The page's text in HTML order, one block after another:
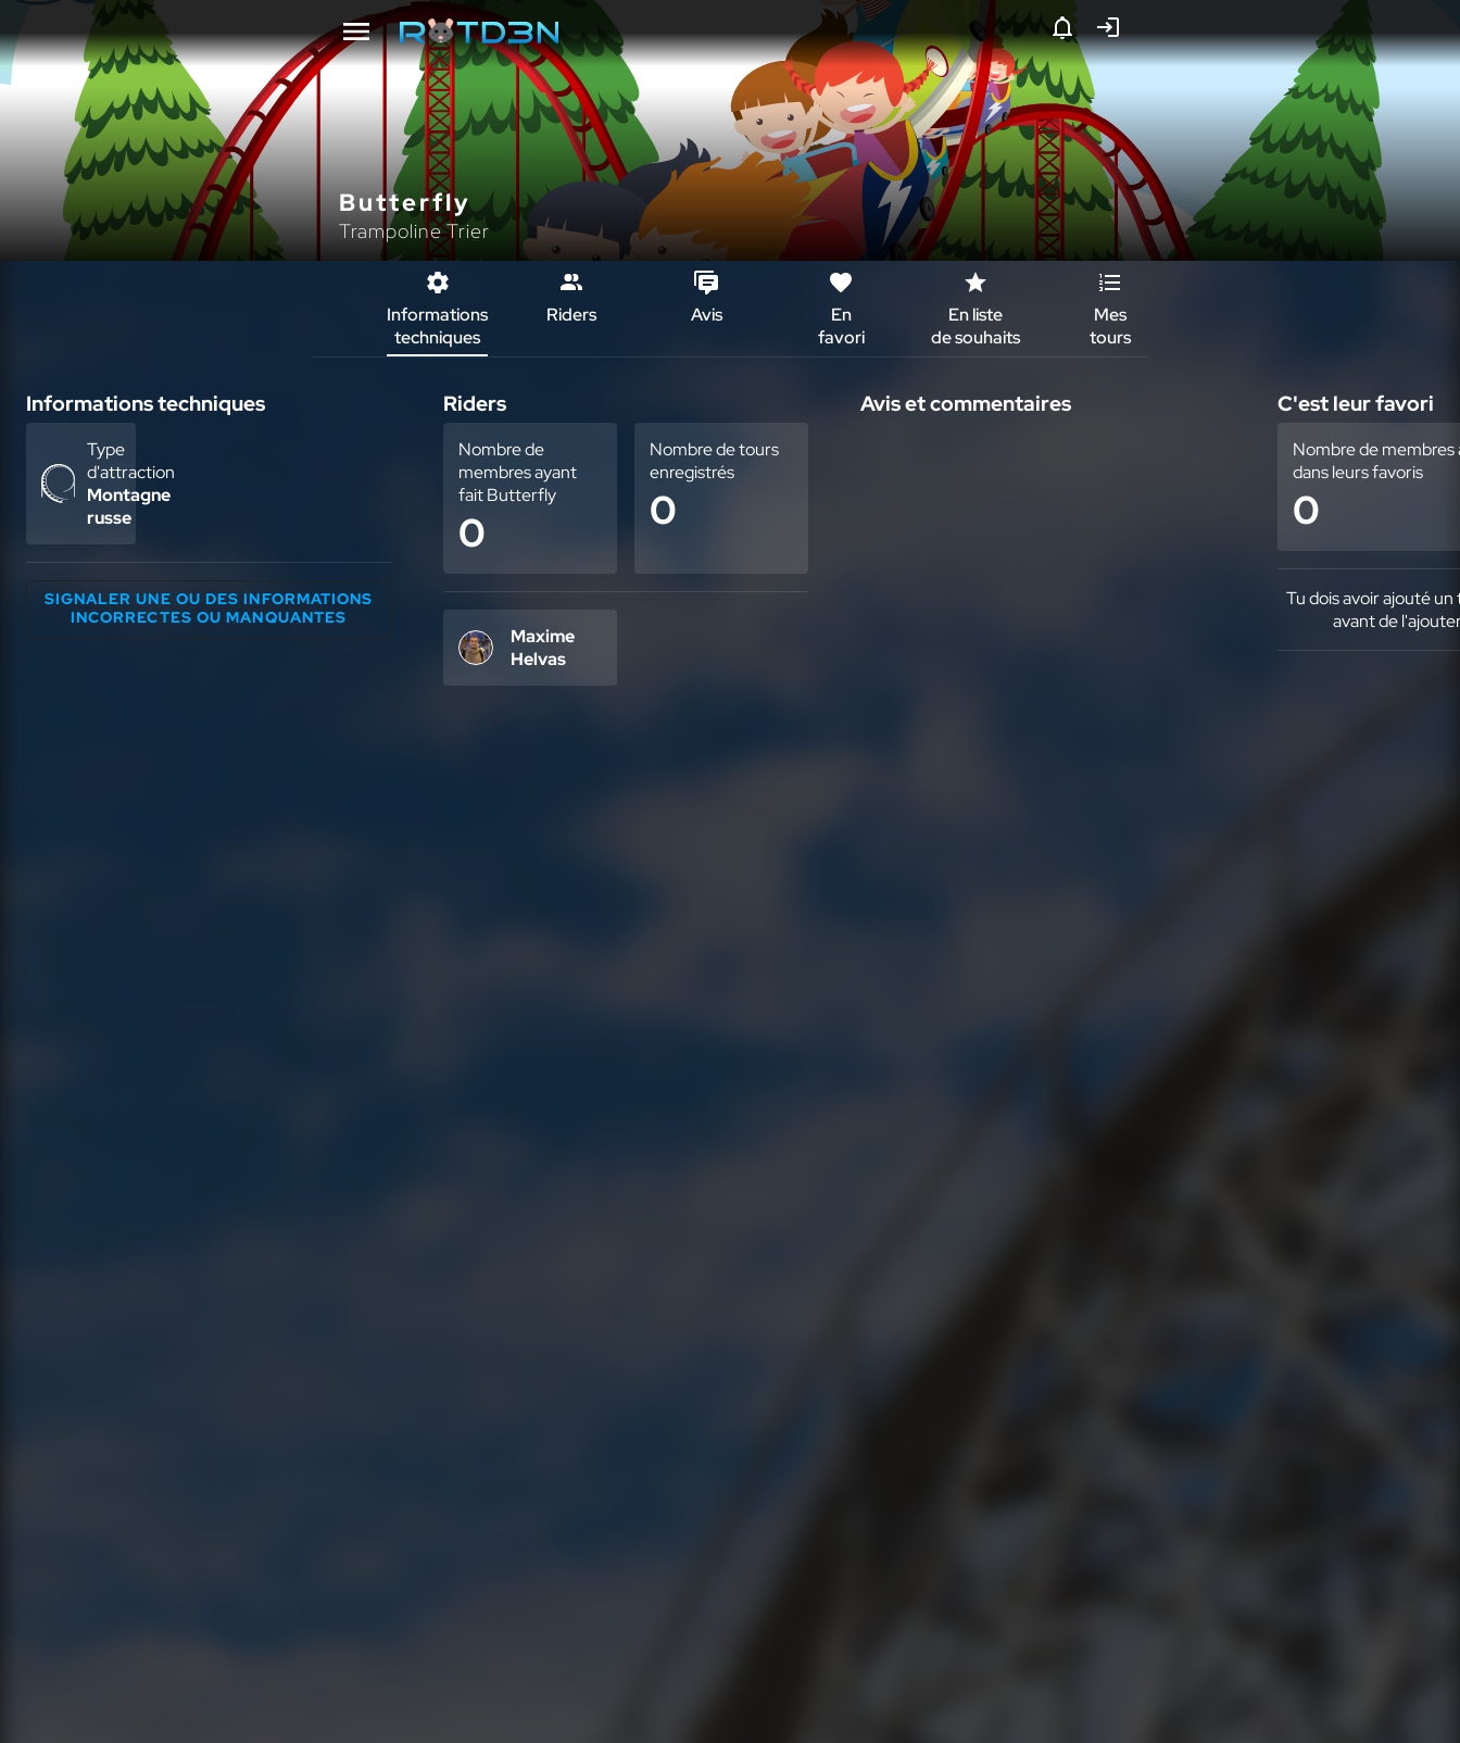
Butterfly
Trampoline Trier
Informations
techniques
Riders Avis
En
favori
En liste
de souhaits
Mes
tours
Informations techniques
Type
d'attraction
Montagne
russe
SIGNALER UNE OU DES INFORMATIONS
INCORRECTES OU MANQUANTES
Riders
Nombre de
membres ayant
fait Butterfly
0
Nombre de tours
enregistrés
0
Maxime
Helvas
Avis et commentaires C'est leur favori
Nombre de
dans leurs favoris
0
Tu dois avoir ajouté
avant de